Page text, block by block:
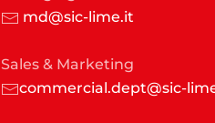
md@sic-lime.it
Sales & Marketing
commercial.dept@sic-